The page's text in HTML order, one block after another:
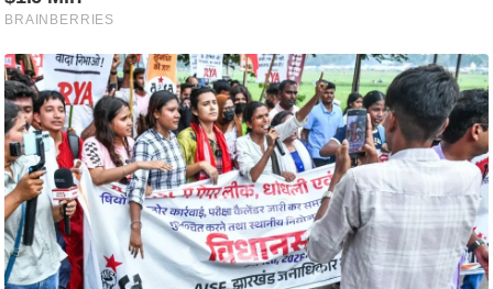
रि
श
न
शि
प
रा
ज
नी
ति